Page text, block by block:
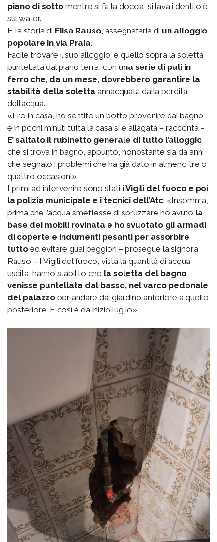
piano di sotto mentre si fa la doccia, si lava i denti o è
sul water.
E’ la storia di Elisa Rauso, assegnataria di un alloggio
popolare in via Praia.
Facile trovare il suo alloggio: è quello sopra la soletta
puntellata dal piano terra, con una serie di pali in
ferro che, da un mese, dovrebbero garantire la
stabilità della soletta annacquata dalla perdita
dell’acqua.
«Ero in casa, ho sentito un botto provenire dal bagno
e in pochi minuti tutta la casa si è allagata – racconta –
E’ saltato il rubinetto generale di tutto l’alloggio,
che si trova in bagno, appunto, nonostante sia da anni
che segnalo i problemi che ha già dato in almeno tre o
quattro occasioni».
I primi ad intervenire sono stati i Vigili del fuoco e poi
la polizia municipale e i tecnici dell’Atc. «Insomma,
prima che l’acqua smettesse di spruzzare ho avuto la
base dei mobili rovinata e ho svuotato gli armadi
di coperte e indumenti pesanti per assorbire
tutto ed evitare guai peggiori – prosegue la signora
Rauso – I Vigili del fuoco, vista la quantità di acqua
uscita, hanno stabilito che la soletta del bagno
venisse puntellata dal basso, nel varco pedonale
del palazzo per andare dal giardino anteriore a quello
posteriore. E così è da inizio luglio».